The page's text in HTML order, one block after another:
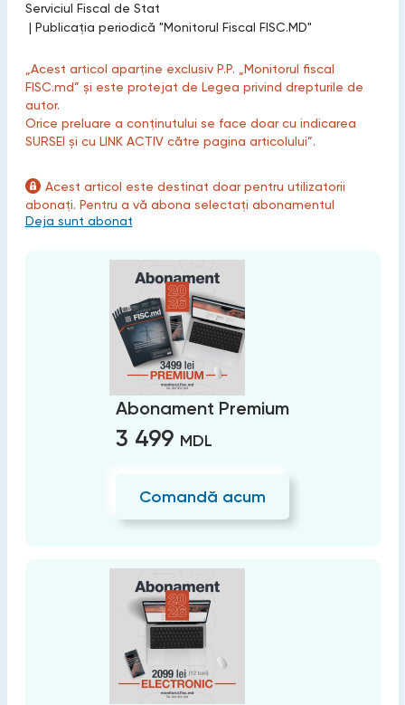
Serviciul Fiscal de Stat
| Publicaţia periodică "Monitorul Fiscal FISC.MD"
„Acest articol aparține exclusiv P.P. „Monitorul fiscal
FISC.md” și este protejat de Legea privind drepturile de
autor.
Orice preluare a conținutului se face doar cu indicarea
SURSEI și cu LINK ACTIV către pagina articolului”.
Acest articol este destinat doar pentru utilizatorii
abonați. Pentru a vă abona selectați abonamentul
Deja sunt abonat
Abonament Premium
3 499 MDL
Comandă acum